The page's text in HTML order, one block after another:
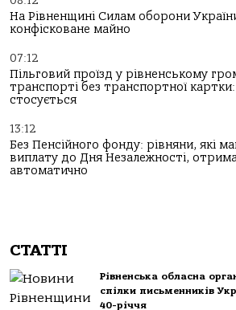
На Рівненщині Силам оборони
конфісковане майно
07:12
Пільговий проїзд у рівненському
транспорті без транспортної
стосується
13:12
Без Пенсійного фонду: рівняни, які
виплату до Дня Незалежності,
автоматично
СТАТТІ
Рівненська обласна
спілки письменників
40-річчя